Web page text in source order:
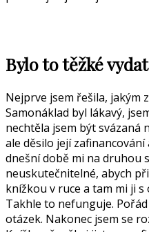
Bylo to těžké
Nejprve jsem řešila, jakým
Samonáklad byl lákavý,
nechtěla jsem být svázaná
ale děsilo její
dnešní době mi na druhou
neuskutečnitelné, abych
knížkou v ruce a tam mi ji
Takhle to nefunguje.
otázek. Nakonec jsem se